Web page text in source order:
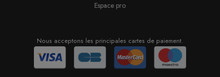
Espace pro
Nous acceptons les principales cartes de paiement.